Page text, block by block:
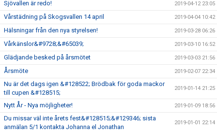
Sjövallen är redo! 2019-04-12 23:05
Vårstädning på Skogsvallen 14 april 2019-04-04 10:42
Hälsningar från den nya styrelsen! 2019-03-28 06:26
Vårkänslor&#9728;&#65039; 2019-03-10 16:52
Glädjande besked på årsmötet 2019-03-03 21:56
Årsmöte 2019-02-07 22:34
Nu är det dags igen &#128522; Brödbak för goda mackor
till cupen &#128515;
2019-01-14 21:25
Nytt År - Nya möjligheter! 2019-01-09 18:56
Du missar väl inte årets fest&#128515;&#129346; sista
anmälan 5/1 kontakta Johanna el Jonathan
2019-01-01 22:14